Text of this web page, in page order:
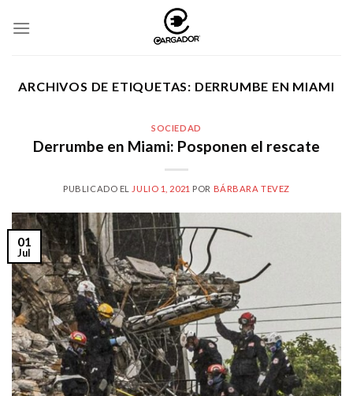
ARCHIVOS DE ETIQUETAS: DERRUMBE EN MIAMI
SOCIEDAD
Derrumbe en Miami: Posponen el rescate
PUBLICADO EL JULIO 1, 2021 POR BÁRBARA TEVEZ
01
Jul